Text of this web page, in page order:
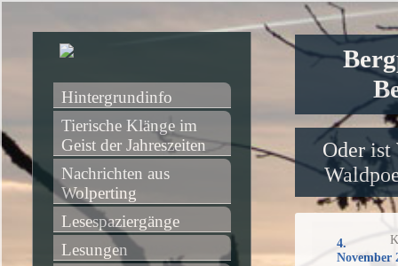
Oder ist
4.
November
Hintergrundinfo
Tierische Klänge im
Geist der Jahreszeiten
Nachrichten aus
Wolperting
Lesespaziergänge
Lesungen